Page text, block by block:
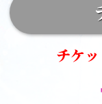
チケ